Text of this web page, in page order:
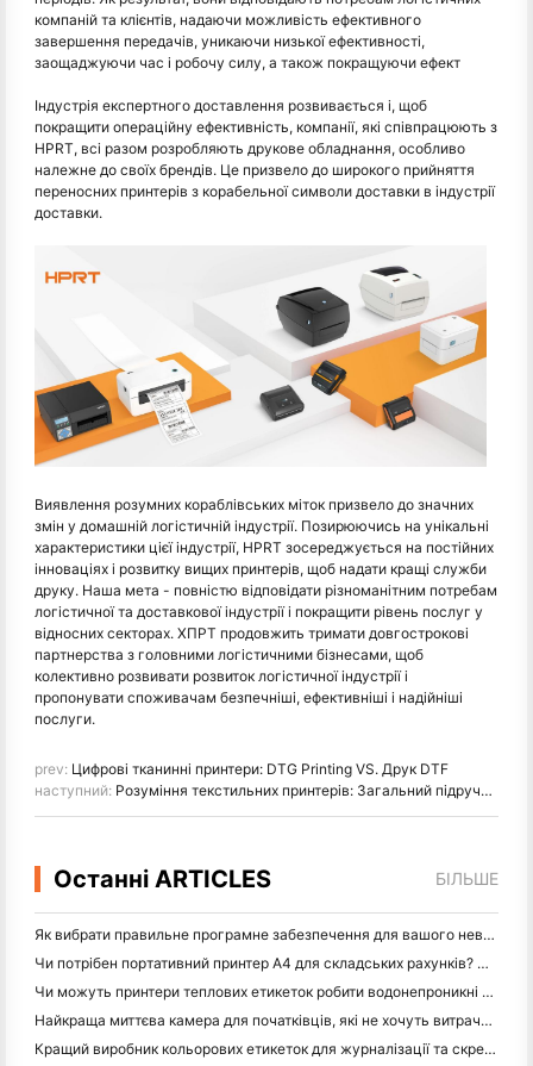
компаній та клієнтів, надаючи можливість ефективного
завершення передачів, уникаючи низької ефективності,
заощаджуючи час і робочу силу, а також покращуючи ефект
Індустрія експертного доставлення розвивається і, щоб
покращити операційну ефективність, компанії, які співпрацюють з
HPRT, всі разом розробляють друкове обладнання, особливо
належне до своїх брендів. Це призвело до широкого прийняття
переносних принтерів з корабельної символи доставки в індустрії
доставки.
Виявлення розумних кораблівських міток призвело до значних
змін у домашній логістичній індустрії. Позирюючись на унікальні
характеристики цієї індустрії, HPRT зосереджується на постійних
інноваціях і розвитку вищих принтерів, щоб надати кращі служби
друку. Наша мета - повністю відповідати різноманітним потребам
логістичної та доставкової індустрії і покращити рівень послуг у
відносних секторах. ХПРТ продовжить тримати довгострокові
партнерства з головними логістичними бізнесами, щоб
колективно розвивати розвиток логістичної індустрії і
пропонувати споживачам безпечніші, ефективніші і надійніші
послуги.
prev: Цифрові тканинні принтери: DTG Printing VS. Друк DTF
наступний: Розуміння текстильних принтерів: Загальний підручник
Останні ARTICLES БІЛЬШЕ
Як вибрати правильне програмне забезпечення для вашого невеликого або середнього ресторану
Чи потрібен портативний принтер A4 для складських рахунків? Що дійсно працює
Чи можуть принтери теплових етикеток робити водонепроникні етикетки для продуктів малого бізнесу?
Найкраща миттєва камера для початківців, які не хочуть витрачати папір
Кращий виробник кольорових етикеток для журналізації та скрепбукінгу: додайте більше кольору на кожну сторінку